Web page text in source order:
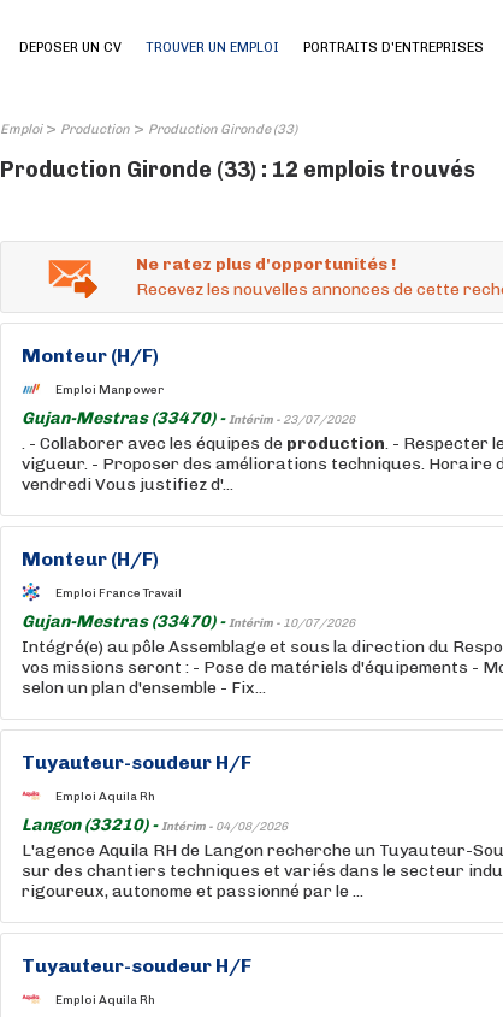
DEPOSER UN CV TROUVER UN EMPLOI PORTRAITS D'ENTREPRISES
Emploi> Production > Production Gironde (33)
Production Gironde (33) : 12 emplois trouvés
Ne ratez plus d'opportunités !
Recevez les nouvelles annonces de cette
Monteur (H/F)
Emploi Manpower
Gujan-Mestras (33470) -Intérim - 23/07/2026
. - Collaborer avec les équipes de production. - Respecter
vigueur. - Proposer des améliorations techniques. Horaire
vendredi Vous justifiez d'...
Monteur (H/F)
Emploi France Travail
Gujan-Mestras (33470) -Intérim - 10/07/2026
Intégré(e) au pôle Assemblage et sous la direction du
vos missions seront : - Pose de matériels d'équipements -
selon un plan d'ensemble - Fix...
Tuyauteur-soudeur H/F
Emploi Aquila Rh
Langon (33210) -Intérim - 04/08/2026
L'agence Aquila RH de Langon recherche un Tuyauteur-
sur des chantiers techniques et variés dans le secteur
rigoureux, autonome et passionné par le ...
Tuyauteur-soudeur H/F
Emploi Aquila Rh